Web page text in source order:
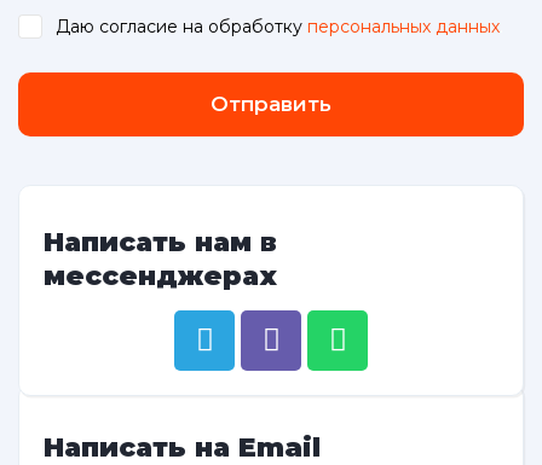
Даю согласие на обработку персональных данных
Отправить
Написать нам в
мессенджерах
Написать на Email